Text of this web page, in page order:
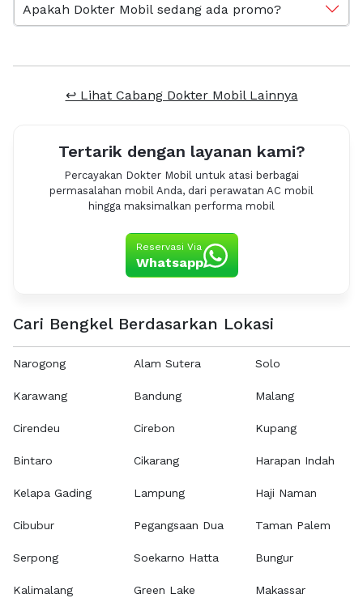
Apakah Dokter Mobil sedang ada promo?
↩ Lihat Cabang Dokter Mobil Lainnya
Tertarik dengan layanan kami?
Percayakan Dokter Mobil untuk atasi berbagai
permasalahan mobil Anda, dari perawatan AC mobil
hingga maksimalkan performa mobil
Reservasi Via
Whatsapp
Cari Bengkel Berdasarkan Lokasi
Narogong
Karawang
Cirendeu
Bintaro
Kelapa Gading
Cibubur
Serpong
Kalimalang
Alam Sutera
Bandung
Cirebon
Cikarang
Lampung
Pegangsaan Dua
Soekarno Hatta
Green Lake
Solo
Malang
Kupang
Harapan Indah
Haji Naman
Taman Palem
Bungur
Makassar